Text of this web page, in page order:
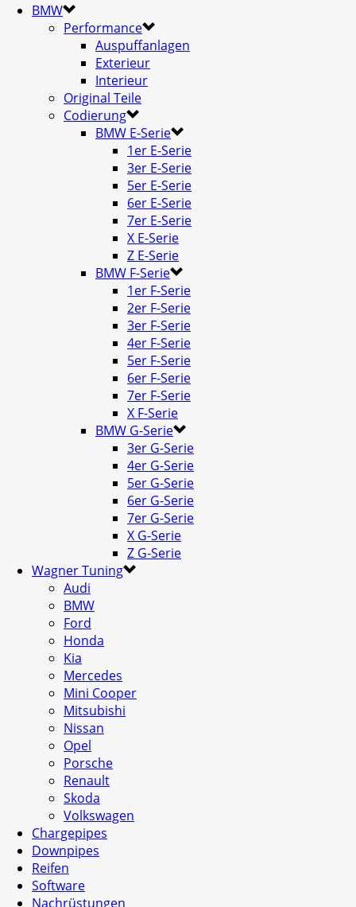
BMW
Performance
Auspuffanlagen
Exterieur
Interieur
Original Teile
Codierung
BMW E-Serie
1er E-Serie
3er E-Serie
5er E-Serie
6er E-Serie
7er E-Serie
X E-Serie
Z E-Serie
BMW F-Serie
1er F-Serie
2er F-Serie
3er F-Serie
4er F-Serie
5er F-Serie
6er F-Serie
7er F-Serie
X F-Serie
BMW G-Serie
3er G-Serie
4er G-Serie
5er G-Serie
6er G-Serie
7er G-Serie
X G-Serie
Z G-Serie
Wagner Tuning
Audi
BMW
Ford
Honda
Kia
Mercedes
Mini Cooper
Mitsubishi
Nissan
Opel
Porsche
Renault
Skoda
Volkswagen
Chargepipes
Downpipes
Reifen
Software
Nachrüstungen